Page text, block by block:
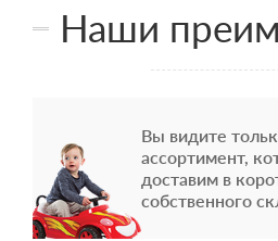
Наши
Вы видите
ассортимент,
доставим в
собственного